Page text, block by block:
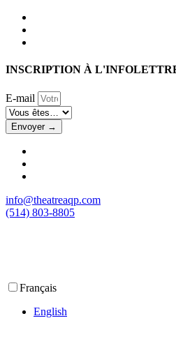
INSCRIPTION À
E-mail
Envoyer →
info@theatreaqp.com
(514) 803-8805
Français
English